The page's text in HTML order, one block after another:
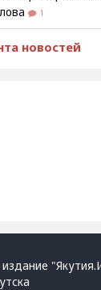
1
новостей